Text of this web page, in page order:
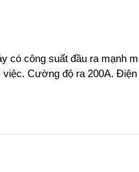
có công suất đầu ra mạnh
Cường độ ra 200A.